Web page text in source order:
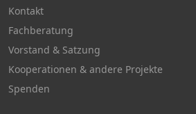
Kontakt
Fachberatung
Vorstand & Satzung
Kooperationen & andere Projekte
Spenden